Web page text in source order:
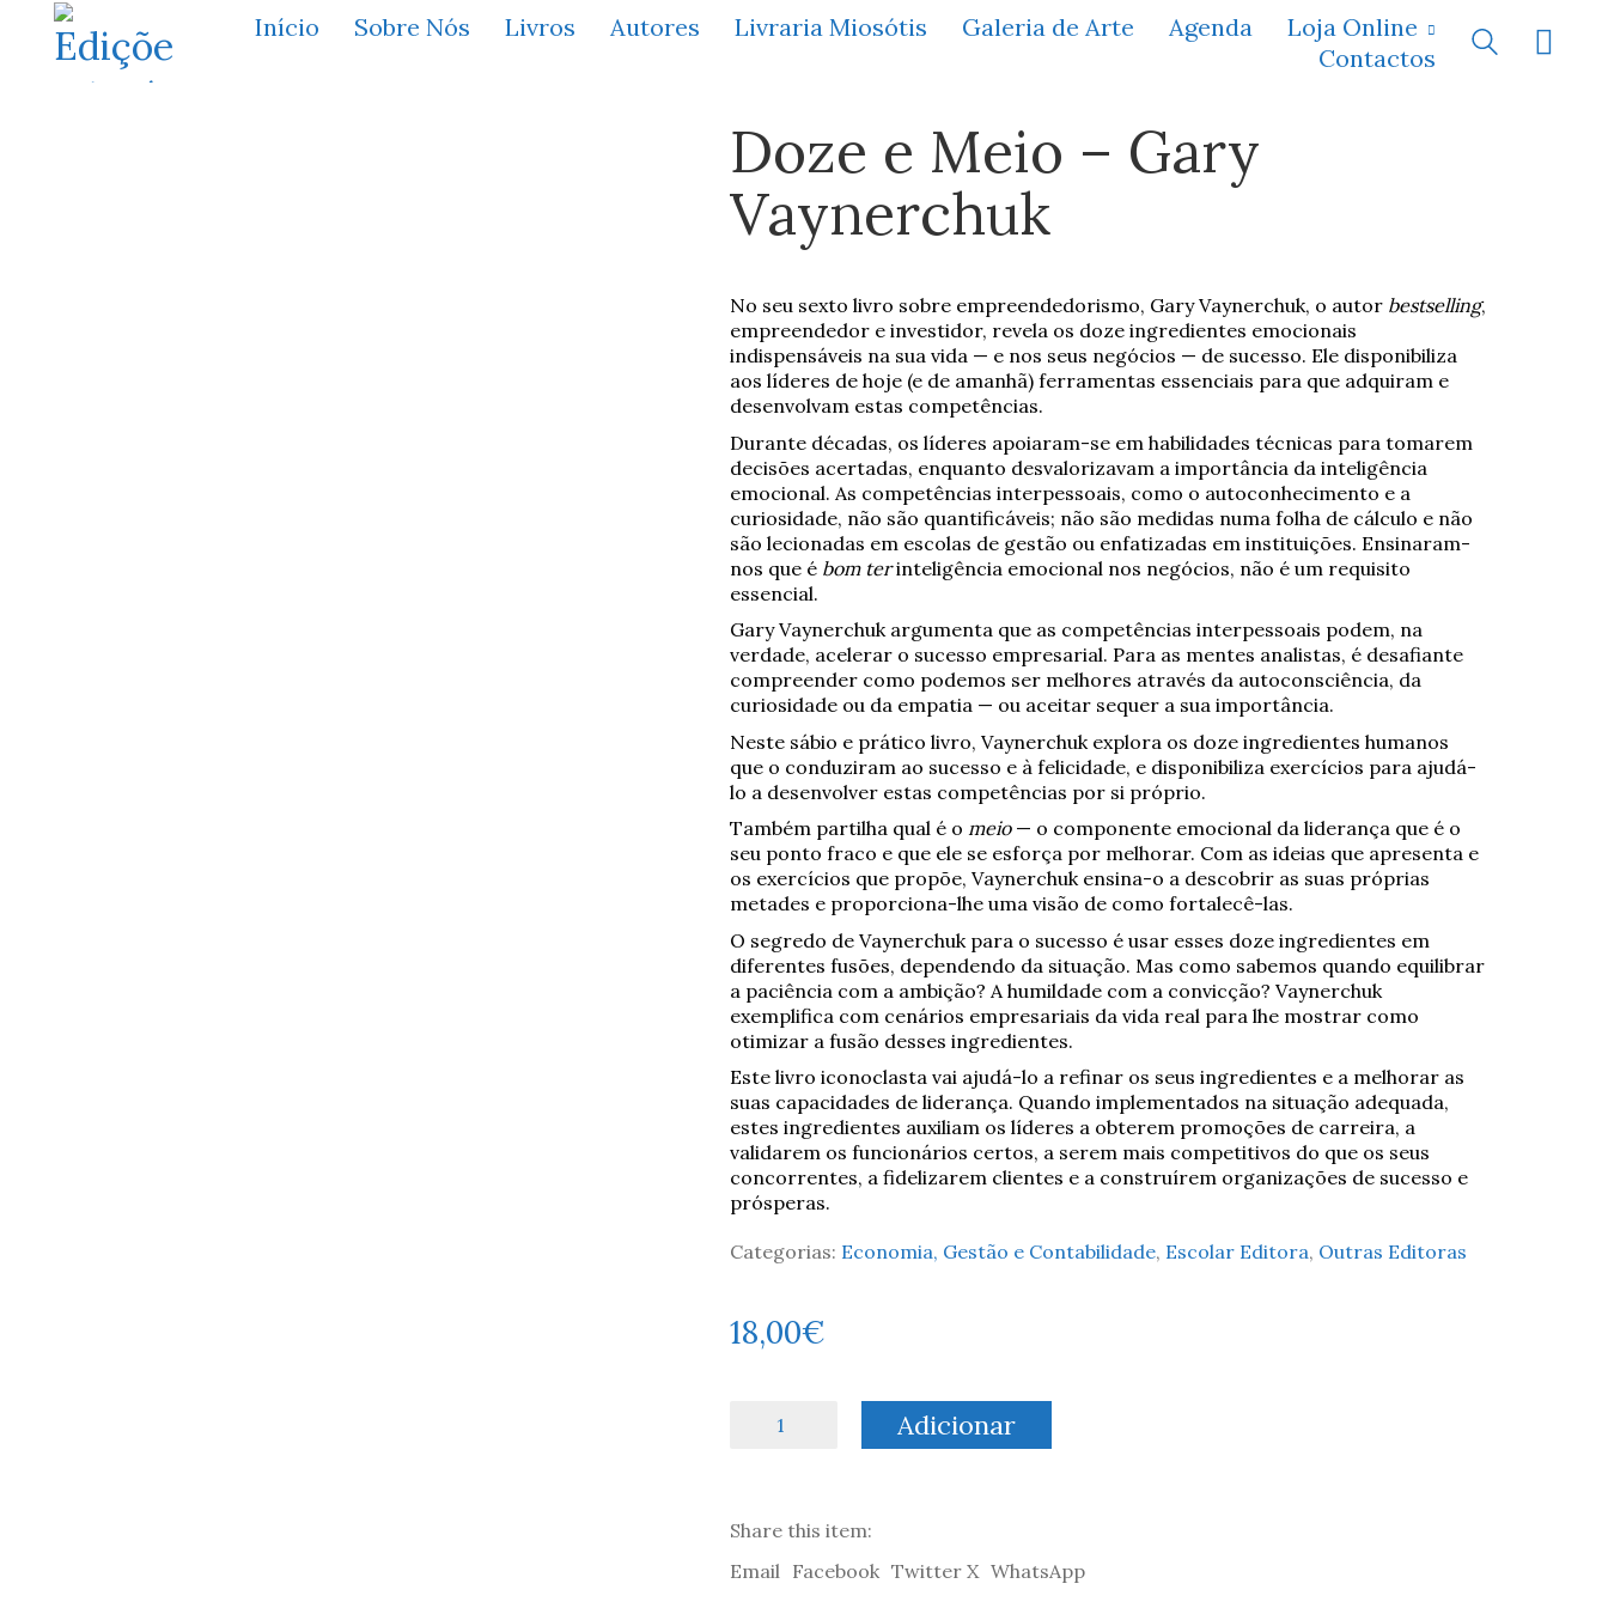
Início Sobre Nós Livros Autores Livraria Miosótis Galeria de Arte Agenda
Loja Online
Contactos
Doze e Meio – Gary
Vaynerchuk
No seu sexto livro sobre empreendedorismo, Gary Vaynerchuk, o autor bestselling,
empreendedor e investidor, revela os doze ingredientes emocionais
indispensáveis na sua vida — e nos seus negócios — de sucesso. Ele disponibiliza
aos líderes de hoje (e de amanhã) ferramentas essenciais para que adquiram e
desenvolvam estas competências.
Durante décadas, os líderes apoiaram-se em habilidades técnicas para tomarem
decisões acertadas, enquanto desvalorizavam a importância da inteligência
emocional. As competências interpessoais, como o autoconhecimento e a
curiosidade, não são quantificáveis; não são medidas numa folha de cálculo e não
são lecionadas em escolas de gestão ou enfatizadas em instituições. Ensinaram-
nos que é bom terinteligência emocional nos negócios, não é um requisito
essencial.
Gary Vaynerchuk argumenta que as competências interpessoais podem, na
verdade, acelerar o sucesso empresarial. Para as mentes analistas, é desafiante
compreender como podemos ser melhores através da autoconsciência, da
curiosidade ou da empatia — ou aceitar sequer a sua importância.
Neste sábio e prático livro, Vaynerchuk explora os doze ingredientes humanos
que o conduziram ao sucesso e à felicidade, e disponibiliza exercícios para ajudá-
lo a desenvolver estas competências por si próprio.
Também partilha qual é o meio— o componente emocional da liderança que é o
seu ponto fraco e que ele se esforça por melhorar. Com as ideias que apresenta e
os exercícios que propõe, Vaynerchuk ensina-o a descobrir as suas próprias
metades e proporciona-lhe uma visão de como fortalecê-las.
O segredo de Vaynerchuk para o sucesso é usar esses doze ingredientes em
diferentes fusões, dependendo da situação. Mas como sabemos quando equilibrar
a paciência com a ambição? A humildade com a convicção? Vaynerchuk
exemplifica com cenários empresariais da vida real para lhe mostrar como
otimizar a fusão desses ingredientes.
Este livro iconoclasta vai ajudá-lo a refinar os seus ingredientes e a melhorar as
suas capacidades de liderança. Quando implementados na situação adequada,
estes ingredientes auxiliam os líderes a obterem promoções de carreira, a
validarem os funcionários certos, a serem mais competitivos do que os seus
concorrentes, a fidelizarem clientes e a construírem organizações de sucesso e
prósperas.
Categorias: Economia, Gestão e Contabilidade, Escolar Editora, Outras Editoras
18,00€
-
Gary
Adicionar
Share this item:
Email Facebook Twitter X WhatsApp